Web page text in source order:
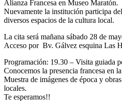
Alianza Francesa en Museo Maratón.
Nuevamente la institución participa
diversos espacios de la cultura local.
La cita será mañana sábado 28 de
Acceso por Bv. Gálvez esquina Las
Programación: 19.30 – Visita guiada
Conocemos la presencia francesa en
Muestra de imágenes de época y
locales.
Te esperamos!!